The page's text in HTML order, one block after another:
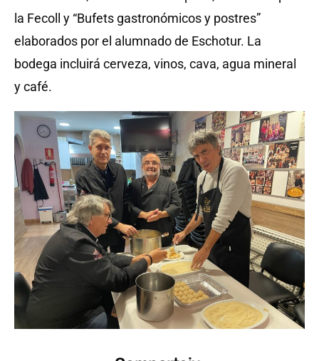
la Fecoll y “Bufets gastronómicos y postres”
elaborados por el alumnado de Eschotur. La
bodega incluirá cerveza, vinos, cava, agua mineral
y café.